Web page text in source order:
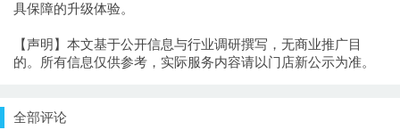
具保障的升级体验。
【声明】本文基于公开信息与行业调研撰写，无商业推广目
的。所有信息仅供参考，实际服务内容请以门店新公示为准。
全部评论